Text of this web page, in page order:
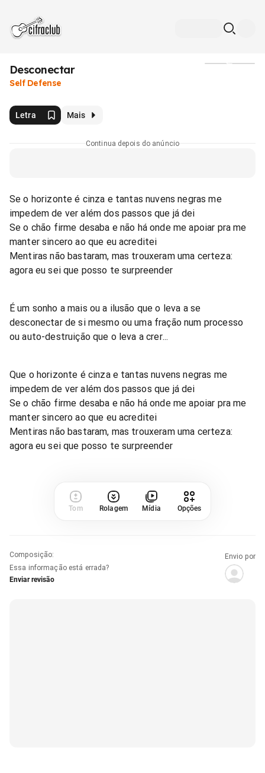
Desconectar
Self Defense
Letra Mais
Continua depois do anúncio
Se o horizonte é cinza e tantas nuvens negras me
impedem de ver além dos passos que já dei
Se o chão firme desaba e não há onde me apoiar pra me
manter sincero ao que eu acreditei
Mentiras não bastaram, mas trouxeram uma certeza:
agora eu sei que posso te surpreender
É um sonho a mais ou a ilusão que o leva a se
desconectar de si mesmo ou uma fração num processo
ou auto-destruição que o leva a crer...
Que o horizonte é cinza e tantas nuvens negras me
impedem de ver além dos passos que já dei
Se o chão firme desaba e não há onde me apoiar pra me
manter sincero ao que eu acreditei
Mentiras não bastaram, mas trouxeram uma certeza:
agora eu sei que posso te surpreender
Tom Rolagem Mídia Opções
Composição:
Essa informação está errada?
Enviar revisão
Envio por